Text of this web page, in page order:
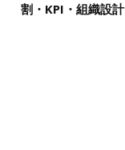
割・KPI・組織設計